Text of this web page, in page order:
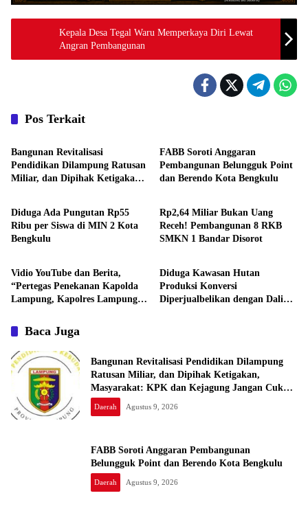
Kepala Desa Tegal Waru Memperkaya Diri Lewat
Angran Pembangunan
Pos Terkait
Daerah
Bangunan Revitalisasi
Pendidikan Dilampung Ratusan
Miliar, dan Dipihak Ketigakan,
Pembinaan, Uang Rakyat
Bukan Warisan Nenek Moyang
FABB Soroti Anggaran
Pembangunan Belungguk Point
dan Berendo Kota Bengkulu
Daerah
Diduga Ada Pungutan Rp55
Ribu per Siswa di MIN 2 Kota
Bengkulu
Daerah
Rp2,64 Miliar Bukan Uang
Receh! Pembangunan 8 RKB
SMKN 1 Bandar Disorot
Daerah
Vidio YouTube dan Berita,
“Pertegas Penekanan Kapolda
Lampung, Kapolres Lampung
Narkoba, Judol, KDRT dan
Perselingkuhan”
Daerah
Diduga Kawasan Hutan
Produksi Konversi
Diperjualbelikan dengan Dalih
Baca Juga
Bangunan Revitalisasi Pendidikan Dilampung
Ratusan Miliar, dan Dipihak Ketigakan,
Masyarakat: KPK dan Kejagung Jangan Cukup
Pembinaan, Uang Rakyat Bukan Warisan Nenek
Moyang
Daerah Agustus 9, 2026
FABB Soroti Anggaran Pembangunan
Belungguk Point dan Berendo Kota Bengkulu
Daerah Agustus 9, 2026